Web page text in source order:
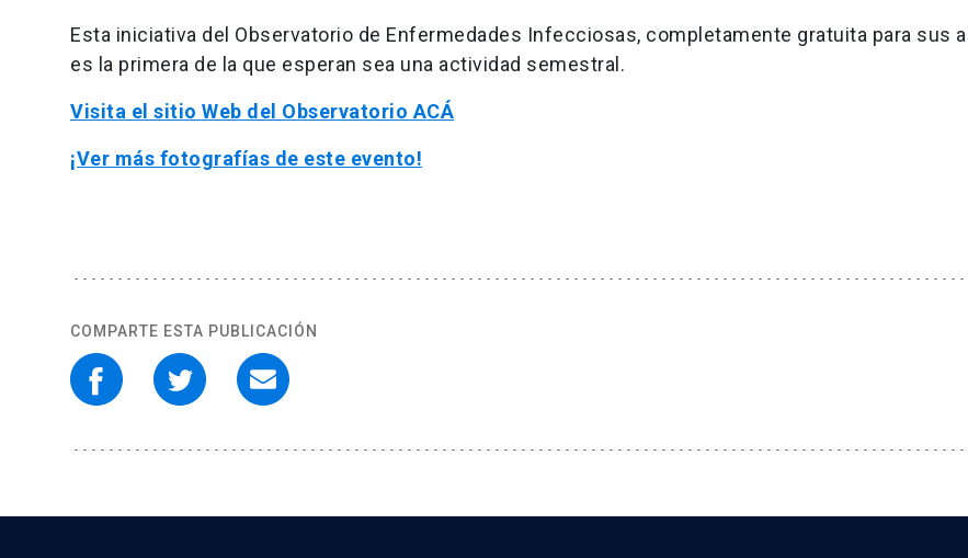
Esta iniciativa del Observatorio de Enfermedades Infecciosas, completamente gratuita para sus
es la primera de la que esperan sea una actividad semestral.
Visita el sitio Web del Observatorio ACÁ
¡Ver más fotografías de este evento!
COMPARTE ESTA PUBLICACIÓN